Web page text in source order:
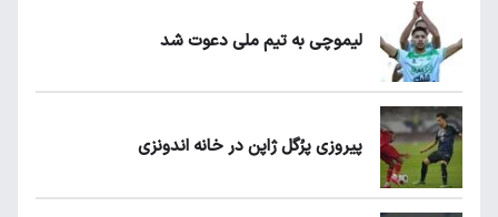
لیموچی به تیم ملی دعوت شد
پیروزی پرُگل ژاپن در خانه اندونزی